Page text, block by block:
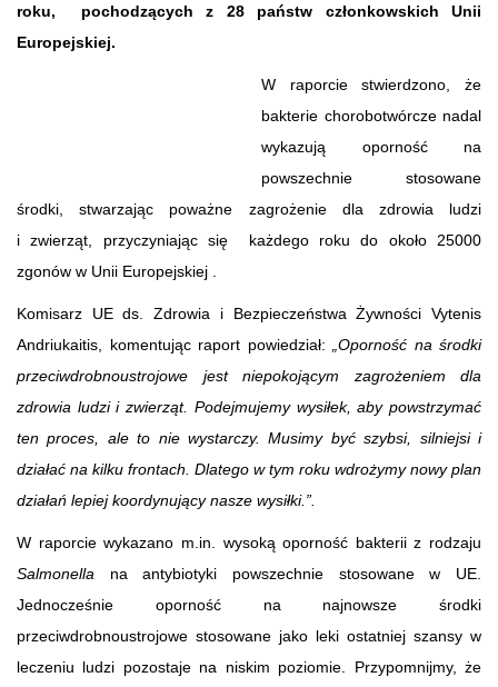
roku, pochodzących z 28 państw członkowskich Unii
Europejskiej.
W raporcie stwierdzono, że
bakterie chorobotwórcze nadal
wykazują oporność na
powszechnie stosowane
środki, stwarzając poważne zagrożenie dla zdrowia ludzi
i zwierząt, przyczyniając się każdego roku do około 25000
zgonów w Unii Europejskiej .
Komisarz UE ds. Zdrowia i Bezpieczeństwa Żywności Vytenis
Andriukaitis, komentując raport powiedział:
„Oporność na środki
przeciwdrobnoustrojowe jest niepokojącym zagrożeniem dla
zdrowia ludzi i zwierząt. Podejmujemy wysiłek, aby powstrzymać
ten proces, ale to nie wystarczy. Musimy być szybsi, silniejsi i
działać na kilku frontach. Dlatego w tym roku wdrożymy nowy plan
działań lepiej koordynujący nasze wysiłki.”.
W raporcie wykazano m.in. wysoką oporność bakterii z rodzaju
Salmonella na antybiotyki powszechnie stosowane w UE.
Jednocześnie oporność na najnowsze środki
przeciwdrobnoustrojowe stosowane jako leki ostatniej szansy w
leczeniu ludzi pozostaje na niskim poziomie. Przypomnijmy, że